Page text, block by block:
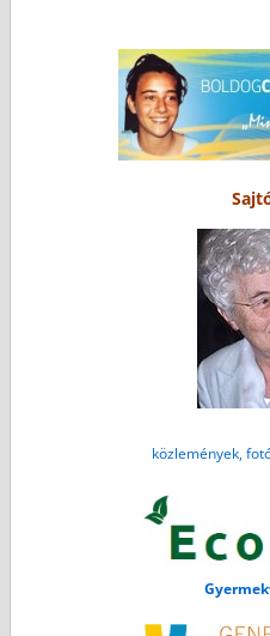
közlemények,